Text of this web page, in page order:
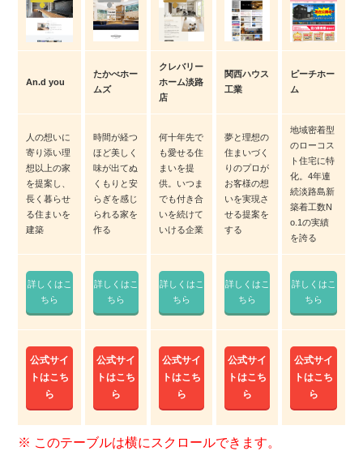
An.d you
たかべホー
ムズ
クレバリー
ホーム淡路
店
関西ハウス
工業
ピーチホー
ム
人の想いに
寄り添い理
想以上の家
を提案し、
長く暮らせ
る住まいを
建築
時間が経つ
ほど美しく
味が出てぬ
くもりと安
らぎを感じ
られる家を
作る
何十年先で
も愛せる住
まいを提
供。いつま
でも付き合
いを続けて
いける企業
夢と理想の
住まいづく
りのプロが
お客様の想
いを実現さ
せる提案を
する
地域密着型
のローコス
ト住宅に特
化。4年連
続淡路島新
築着工数N
o.1の実績
を誇る
詳しくはこ
ちら
詳しくはこ
ちら
詳しくはこ
ちら
詳しくはこ
ちら
詳しくはこ
ちら
公式サイ
トはこち
ら
公式サイ
トはこち
ら
公式サイ
トはこち
ら
公式サイ
トはこち
ら
公式サイ
トはこち
ら